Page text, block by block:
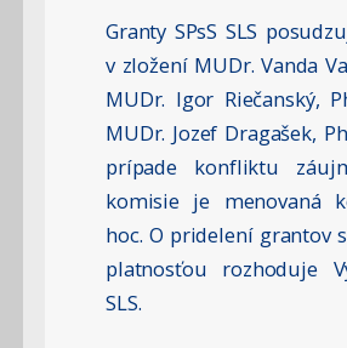
Granty SPsS SLS
v zložení MUDr. Vanda
MUDr. Igor Riečanský,
MUDr. Jozef Dragašek,
prípade konfliktu
komisie je menovaná
hoc. O pridelení grantov
platnosťou rozhoduje
SLS.